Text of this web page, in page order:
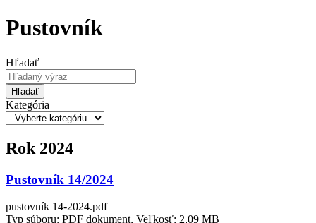
Pustovník
Hľadať
Hľadať
Kategória
Rok 2024
Pustovník 14/2024
pustovník 14-2024.pdf
Typ súboru: PDF dokument, Veľkosť: 2,09 MB